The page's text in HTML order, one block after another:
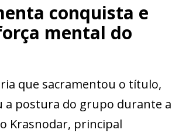
conquista e
mental do
que sacramentou o título,
a postura do grupo durante a
Krasnodar, principal